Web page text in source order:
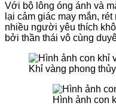
Với bộ lông óng ánh và
lại cảm giác may mắn,
nhiều người yêu thích
bởi thần thái vô cùng
Khỉ vàng phong thủy
Hình ảnh con